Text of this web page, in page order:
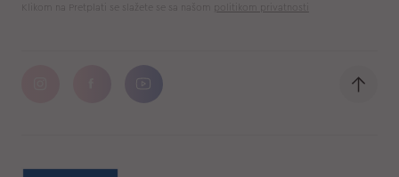
Klikom na Pretplati se slažete se sa našom politikom privatnosti